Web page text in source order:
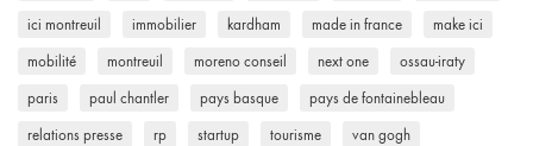
ici montreuil immobilier kardham made in france make ici
mobilité montreuil moreno conseil next one ossau-iraty
paris paul chantler pays basque pays de fontainebleau
relations presse rp startup tourisme van gogh